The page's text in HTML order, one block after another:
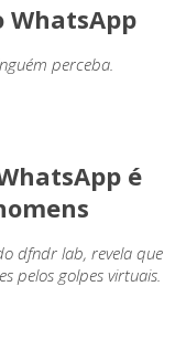
WhatsApp
perceba.
é
dfndr lab, revela que
pelos golpes virtuais.